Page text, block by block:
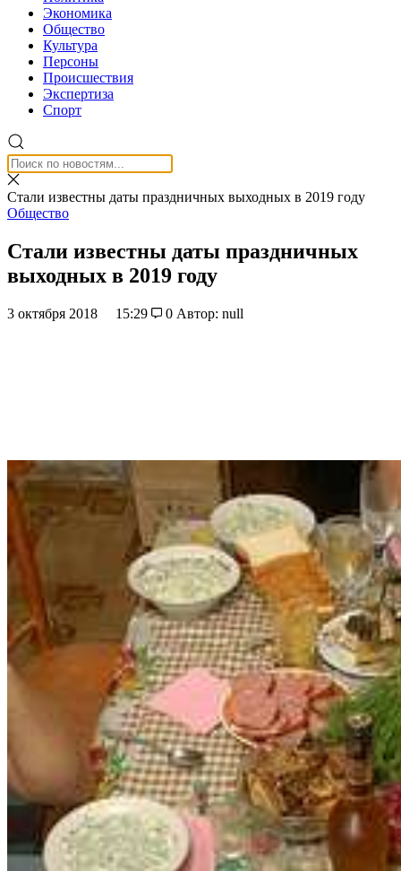
Экономика
Общество
Культура
Персоны
Происшествия
Экспертиза
Спорт
Стали известны даты праздничных выходных в 2019 году
Общество
Стали известны даты праздничных
выходных в 2019 году
3 октября 2018 15:29 0 Автор: null